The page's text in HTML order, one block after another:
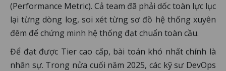
(Performance Metric). Cả team đã phải dốc toàn lực lục
lại từng dòng log, soi xét từng sơ đồ hệ thống xuyên
đêm để chứng minh hệ thống đạt chuẩn toàn cầu.
Để đạt được Tier cao cấp, bài toán khó nhất chính là
nhân sự. Trong nửa cuối năm 2025, các kỹ sư DevOps